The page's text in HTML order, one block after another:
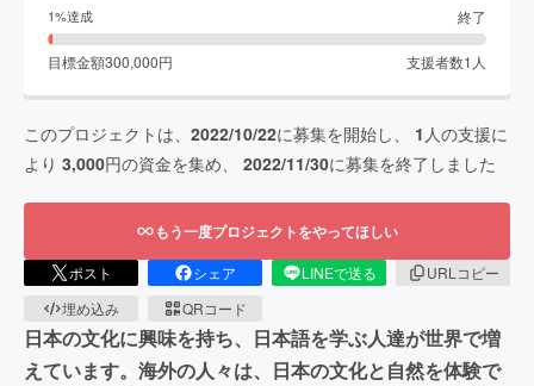
1%達成 終了
目標金額300,000円 支援者数1 人
このプロジェクトは、 2022/10/22に募集を開始し、 1 人の支援に
より 3,000円の資金を集め、 2022/11/30に募集を終了しました
もう一度プロジェクトをやってほしい
ポスト シェア LINEで送る
URLコピー
埋め込み
QRコード
日本の文化に興味を持ち、日本語を学ぶ人達が世界で増
えています。海外の人々は、日本の文化と自然を体験で